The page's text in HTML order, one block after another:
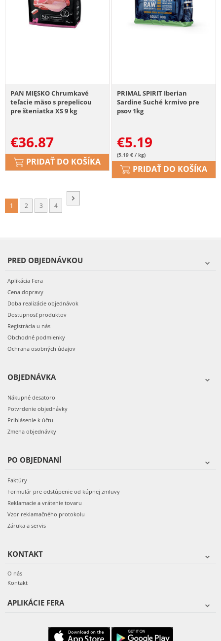
PAN MIĘSKO Chrumkavé
teľacie mäso s prepelicou
pre šteniatka XS 9 kg
€36.87
PRIDAŤ DO KOŠÍKA
PRIMAL SPIRIT Iberian
Sardine Suché krmivo pre
psov 1kg
€5.19
(5.19 € / kg)
PRIDAŤ DO KOŠÍKA
1 2 3 4
PRED OBJEDNÁVKOU
Aplikácia Fera
Cena dopravy
Doba realizácie objednávok
Dostupnosť produktov
Registrácia u nás
Obchodné podmienky
Ochrana osobných údajov
OBJEDNÁVKA
Nákupné desatoro
Potvrdenie objednávky
Prihlásenie k účtu
Zmena objednávky
PO OBJEDNANÍ
Faktúry
Formulár pre odstúpenie od kúpnej zmluvy
Reklamacie a vrátenie tovaru
Vzor reklamačného protokolu
Záruka a servis
KONTAKT
O nás
Kontakt
APLIKÁCIE FERA